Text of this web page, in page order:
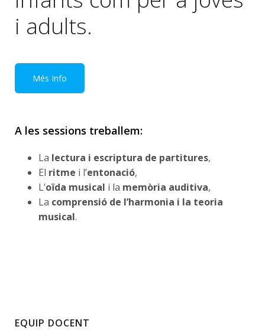
i adults.
Més Info
A les sessions treballem:
La lectura i escriptura de partitures,
El ritme i l’entonació,
L’oïda musical i la memòria auditiva,
La comprensió de l’harmonia i la teoria
musical.
EQUIP DOCENT